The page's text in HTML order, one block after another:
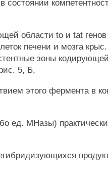
состоянии
области to и tat
печени и мозга
зоны
5, Б,
этого фермента в
ед. МНазы)